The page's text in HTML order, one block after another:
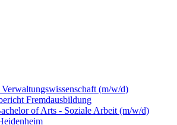
(m/w/d)
Fremdausbildung
of Arts - Soziale Arbeit (m/w/d)